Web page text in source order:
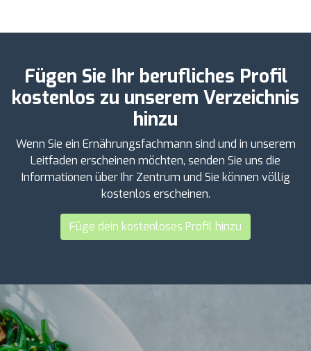
Fügen Sie Ihr berufliches Profil
kostenlos zu unserem Verzeichnis
hinzu
Wenn Sie ein Ernährungsfachmann sind und in unserem
Leitfaden erscheinen möchten, senden Sie uns die
Informationen über Ihr Zentrum und Sie können völlig
kostenlos erscheinen.
Füge dein kostenloses Profil hinzu